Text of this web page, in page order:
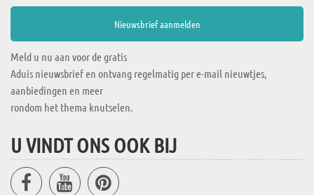
Meld u nu aan voor de gratis
Aduis nieuwsbrief en ontvang regelmatig per e-mail nieuwtjes,
aanbiedingen en meer
rondom het thema knutselen.
U VINDT ONS OOK BIJ